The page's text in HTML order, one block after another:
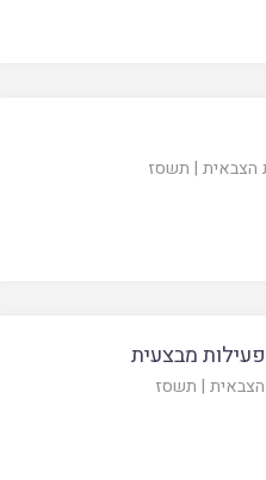
הצבאית | תשסז
מבצעית
| תשסז